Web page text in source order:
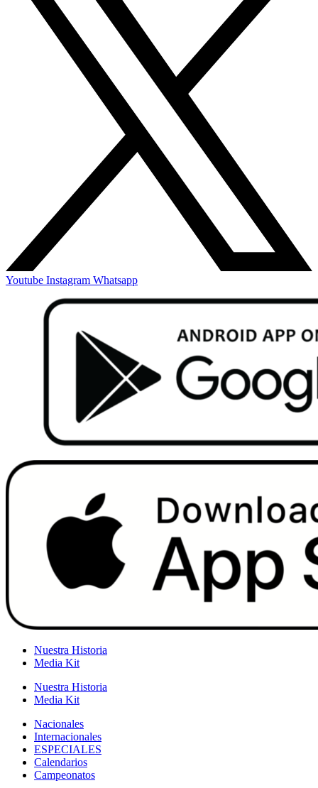
Youtube Instagram Whatsapp
Nuestra Historia
Media Kit
Nuestra Historia
Media Kit
Nacionales
Internacionales
ESPECIALES
Calendarios
Campeonatos